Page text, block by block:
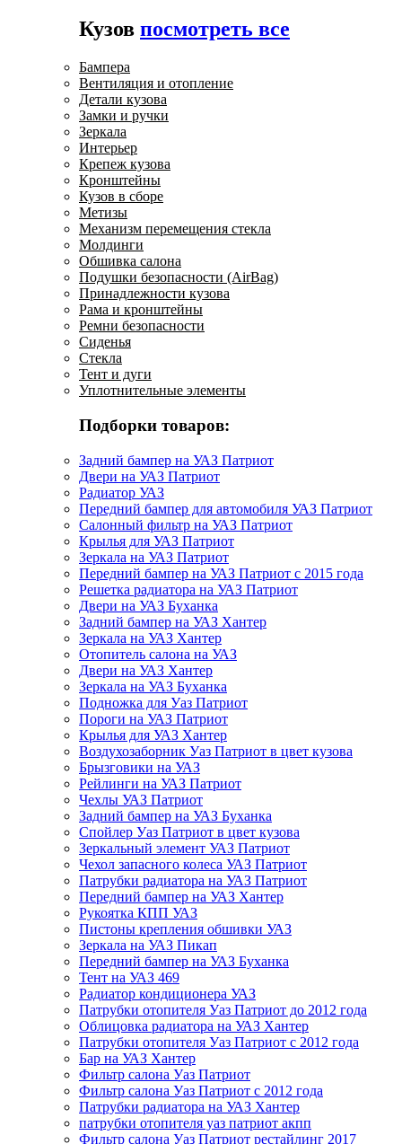
Кузов посмотреть все
Бампера
Вентиляция и отопление
Детали кузова
Замки и ручки
Зеркала
Интерьер
Крепеж кузова
Кронштейны
Кузов в сборе
Метизы
Механизм перемещения стекла
Молдинги
Обшивка салона
Подушки безопасности (AirBag)
Принадлежности кузова
Рама и кронштейны
Ремни безопасности
Сиденья
Стекла
Тент и дуги
Уплотнительные элементы
Подборки товаров:
Задний бампер на УАЗ Патриот
Двери на УАЗ Патриот
Радиатор УАЗ
Передний бампер для автомобиля УАЗ Патриот
Салонный фильтр на УАЗ Патриот
Крылья для УАЗ Патриот
Зеркала на УАЗ Патриот
Передний бампер на УАЗ Патриот с 2015 года
Решетка радиатора на УАЗ Патриот
Двери на УАЗ Буханка
Задний бампер на УАЗ Хантер
Зеркала на УАЗ Хантер
Отопитель салона на УАЗ
Двери на УАЗ Хантер
Зеркала на УАЗ Буханка
Подножка для Уаз Патриот
Пороги на УАЗ Патриот
Крылья для УАЗ Хантер
Воздухозаборник Уаз Патриот в цвет кузова
Брызговики на УАЗ
Рейлинги на УАЗ Патриот
Чехлы УАЗ Патриот
Задний бампер на УАЗ Буханка
Спойлер Уаз Патриот в цвет кузова
Зеркальный элемент УАЗ Патриот
Чехол запасного колеса УАЗ Патриот
Патрубки радиатора на УАЗ Патриот
Передний бампер на УАЗ Хантер
Рукоятка КПП УАЗ
Пистоны крепления обшивки УАЗ
Зеркала на УАЗ Пикап
Передний бампер на УАЗ Буханка
Тент на УАЗ 469
Радиатор кондиционера УАЗ
Патрубки отопителя Уаз Патриот до 2012 года
Облицовка радиатора на УАЗ Хантер
Патрубки отопителя Уаз Патриот с 2012 года
Бар на УАЗ Хантер
Фильтр салона Уаз Патриот
Фильтр салона Уаз Патриот с 2012 года
Патрубки радиатора на УАЗ Хантер
патрубки отопителя уаз патриот акпп
Фильтр салона Уаз Патриот рестайлинг 2017